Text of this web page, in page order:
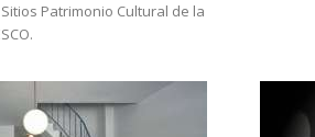
Patrimonio Cultural de la